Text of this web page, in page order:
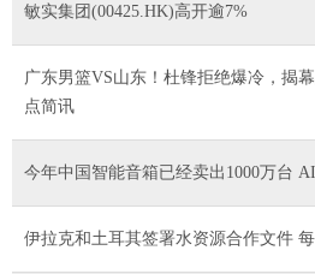
敏实集团(00425.HK)高开逾7%
广东男篮VS山东！杜锋拒绝爆冷，揭
点简讯
今年中国智能音箱已经卖出1000万台
伊拉克和土耳其签署水资源合作文件